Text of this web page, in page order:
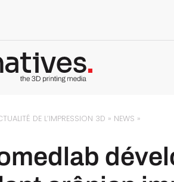
DE L’IMPRESSION 3D » NEWS »